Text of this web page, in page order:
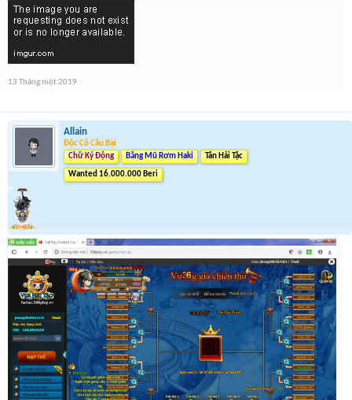
13 Tháng một 2019
Allain
Độc Cô Cầu Bại
Chữ Ký Động
Băng Mũ Rơm Haki Tân Hải Tặc
Wanted 16.000.000 Beri